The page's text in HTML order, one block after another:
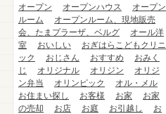
オープン
オープンハウス
オープン
ルーム
オープンルーム、現地販売
会、たまプラーザ、ベルグ
オール洋
室
おいしい
おぎはらこどもクリニ
ック
おじさん おすすめ
おみく
じ
オリジナル オリジン
オリジ
ン弁当
オリンピック
オル・メル
お住まい探し
お客様 お家
お家
の売却
お店 お庭 お引越し
お